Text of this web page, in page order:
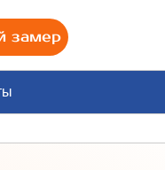
замер